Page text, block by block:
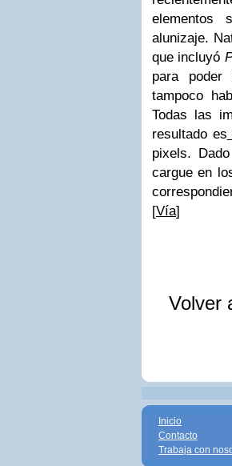
elementos
alunizaje.
que incluyó
para poder
tampoco
Todas las
resultado es
pixels.
cargue en
[Vía]
Volver
Inicio
Contacto
Trabaja con